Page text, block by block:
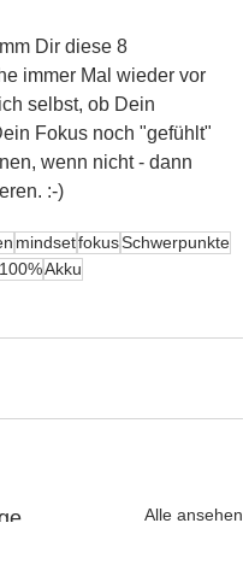
Dir diese 8
immer Mal wieder vor
selbst, ob Dein
Fokus noch "gefühlt"
wenn nicht - dann
:-)
mindsetfokusSchwerpunkte
100%Akku
Alle ansehen